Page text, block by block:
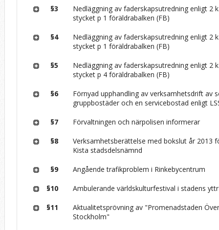
§3
Nedläggning av faderskapsutredning enligt 2
stycket p 1 föräldrabalken (FB)
§4
Nedläggning av faderskapsutredning enligt 2
stycket p 1 föräldrabalken (FB)
§5
Nedläggning av faderskapsutredning enligt 2
stycket p 4 föräldrabalken (FB)
§6
Förnyad upphandling av verksamhetsdrift av
gruppbostäder och en servicebostad enligt
§7 Förvaltningen och närpolisen informerar
§8
Verksamhetsberättelse med bokslut år 2013
Kista stadsdelsnämnd
§9 Angående trafikproblem i Rinkebycentrum
§10 Ambulerande världskulturfestival i stadens
§11
Aktualitetsprövning av "Promenadstaden
Stockholm"